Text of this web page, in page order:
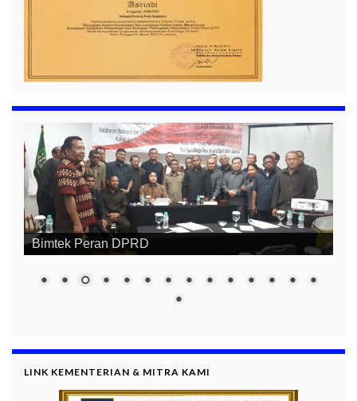
Bimtek Alat Kelengkapan DPRD
LINK KEMENTERIAN & MITRA KAMI